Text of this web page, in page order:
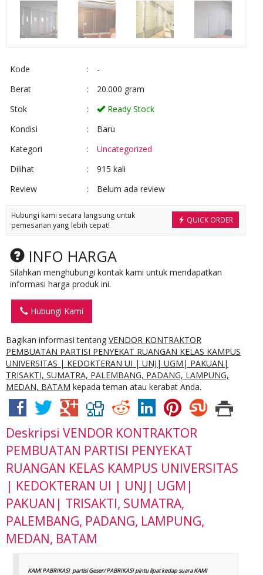
Kode :
-
Berat
:
20.000 gram
Stok
:
Ready Stock
Kondisi
:
Baru
Kategori
:
Uncategorized
Dilihat
:
915 kali
Review
: Belum ada review
QUICK ORDER
Hubungi kami secara langsung untuk
pemesanan yang lebih cepat!
INFO HARGA
Silahkan menghubungi kontak kami untuk mendapatkan
informasi harga produk ini.
Hubungi Kami
Bagikan informasi tentang VENDOR KONTRAKTOR
PEMBUATAN PARTISI PENYEKAT RUANGAN KELAS KAMPUS
UNIVERSITAS | KEDOKTERAN UI | UNJ| UGM| PAKUAN|
TRISAKTI, SUMATRA, PALEMBANG, PADANG, LAMPUNG,
MEDAN, BATAM kepada teman atau kerabat Anda.
Deskripsi VENDOR KONTRAKTOR
PEMBUATAN PARTISI PENYEKAT
RUANGAN KELAS KAMPUS UNIVERSITAS
| KEDOKTERAN UI | UNJ| UGM|
PAKUAN| TRISAKTI, SUMATRA,
PALEMBANG, PADANG, LAMPUNG,
MEDAN, BATAM
KAMI PABRIKASI partisi Geser/ PABRIKASI pintu lipat kedap suara KAMI